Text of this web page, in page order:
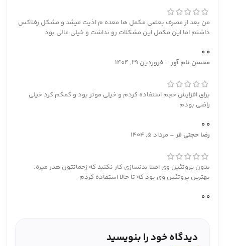
من بعد از مصرف بعضی مکمل ها معده م اذیت میشد و مشکل رفلاکس
داشتم اما این مکمل این مشکلات رو نداشت و خیلی عالی بود
0
0
محسن نام آور – فروردین 29, 1404
برای افزایش حجم استفاده کردم و خیلی موثر بود و کمکم کرد خیلی
راضی بودم
0
0
رضا حجتی فر – مرداد 5, 1404
بدون پروتئین وی اصلا بدنسازی کار نکنید که زحماتتون هدر میره.
بهترین پروتئین وی بود که تا حالا استفاده کردم
0
0
دیدگاه خود را بنویسید